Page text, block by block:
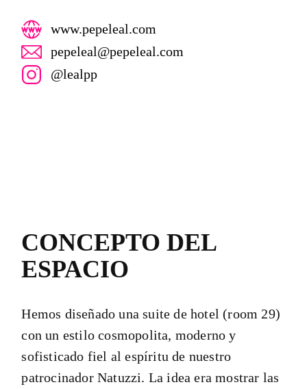
www.pepeleal.com
pepeleal@pepeleal.com
@lealpp
CONCEPTO DEL
ESPACIO
Hemos diseñado una suite de hotel (room 29)
con un estilo cosmopolita, moderno y
sofisticado fiel al espíritu de nuestro
patrocinador Natuzzi. La idea era mostrar las